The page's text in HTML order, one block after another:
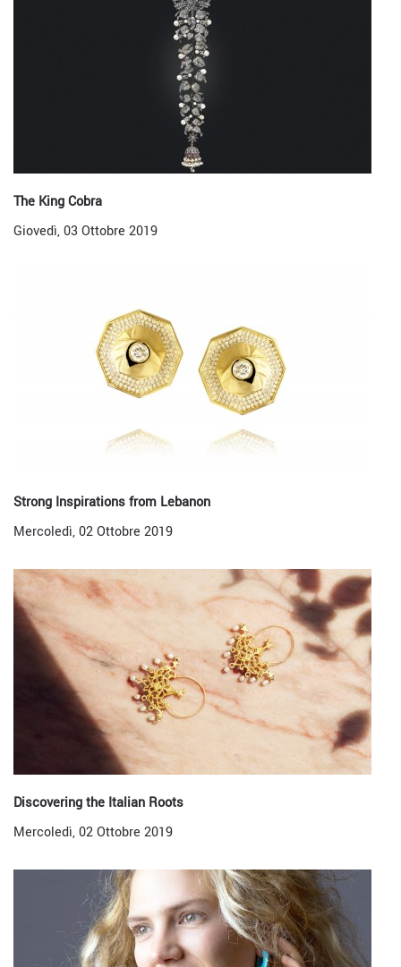
The King Cobra
Giovedì, 03 Ottobre 2019
Strong Inspirations from Lebanon
Mercoledì, 02 Ottobre 2019
Discovering the Italian Roots
Mercoledì, 02 Ottobre 2019